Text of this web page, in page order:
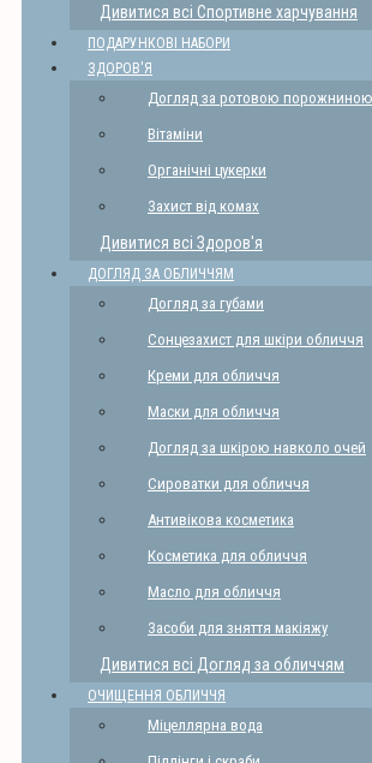
Дивитися всі Спортивне харчування
ПОДАРУНКОВІ НАБОРИ
ЗДОРОВ'Я
Догляд за ротовою порожниною
Вітаміни
Органічні цукерки
Захист від комах
Дивитися всі Здоров'я
ДОГЛЯД ЗА ОБЛИЧЧЯМ
Догляд за губами
Сонцезахист для шкіри обличчя
Креми для обличчя
Маски для обличчя
Догляд за шкірою навколо очей
Сироватки для обличчя
Антивікова косметика
Косметика для обличчя
Масло для обличчя
Засоби для зняття макіяжу
Дивитися всі Догляд за обличчям
ОЧИЩЕННЯ ОБЛИЧЧЯ
Міцеллярна вода